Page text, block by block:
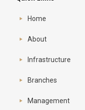
Home
About
Infrastructure
Branches
Management